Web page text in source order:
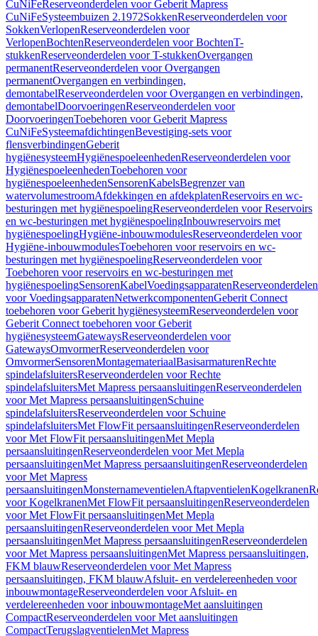
CuNiFeReserveonderdelen voor Geberit Mapress
CuNiFeSysteembuizen 2.1972SokkenReserveonderdelen voor
SokkenVerlopenReserveonderdelen voor
VerlopenBochtenReserveonderdelen voor BochtenT-
stukkenReserveonderdelen voor T-stukkenOvergangen
permanentReserveonderdelen voor Overgangen
permanentOvergangen en verbindingen,
demontabelReserveonderdelen voor Overgangen en verbindingen,
demontabelDoorvoeringenReserveonderdelen voor
DoorvoeringenToebehoren voor Geberit Mapress
CuNiFeSysteemafdichtingenBevestiging-sets voor
flensverbindingenGeberit
hygiënesysteemHygiënespoeleenhedenReserveonderdelen voor
HygiënespoeleenhedenToebehoren voor
hygiënespoeleenhedenSensorenKabelsBegrenzer van
watervolumestroomAfdekkingen en afdekplatenReservoirs en wc-
besturingen met hygiënespoelingReserveonderdelen voor Reservoirs
en wc-besturingen met hygiënespoelingInbouwreservoirs met
hygiënespoelingHygiëne-inbouwmodulesReserveonderdelen voor
Hygiëne-inbouwmodulesToebehoren voor reservoirs en wc-
besturingen met hygiënespoelingReserveonderdelen voor
Toebehoren voor reservoirs en wc-besturingen met
hygiënespoelingSensorenKabelVoedingsapparatenReserveonderdelen
voor VoedingsapparatenNetwerkcomponentenGeberit Connect
toebehoren voor Geberit hygiënesysteemReserveonderdelen voor
Geberit Connect toebehoren voor Geberit
hygiënesysteemGatewaysReserveonderdelen voor
GatewaysOmvormerReserveonderdelen voor
OmvormerSensorenMontagemateriaalBasisarmaturenRechte
spindelafsluitersReserveonderdelen voor Rechte
spindelafsluitersMet Mapress persaansluitingenReserveonderdelen
voor Met Mapress persaansluitingenSchuine
spindelafsluitersReserveonderdelen voor Schuine
spindelafsluitersMet FlowFit persaansluitingenReserveonderdelen
voor Met FlowFit persaansluitingenMet Mepla
persaansluitingenReserveonderdelen voor Met Mepla
persaansluitingenMet Mapress persaansluitingenReserveonderdelen
voor Met Mapress
persaansluitingenMonsternameventielenAftapventielenKogelkranen
voor KogelkranenMet FlowFit persaansluitingenReserveonderdelen
voor Met FlowFit persaansluitingenMet Mepla
persaansluitingenReserveonderdelen voor Met Mepla
persaansluitingenMet Mapress persaansluitingenReserveonderdelen
voor Met Mapress persaansluitingenMet Mapress persaansluitingen,
FKM blauwReserveonderdelen voor Met Mapress
persaansluitingen, FKM blauwAfsluit- en verdelereenheden voor
inbouwmontageReserveonderdelen voor Afsluit- en
verdelereenheden voor inbouwmontageMet aansluitingen
CompactReserveonderdelen voor Met aansluitingen
CompactTerugslagventielenMet Mapress